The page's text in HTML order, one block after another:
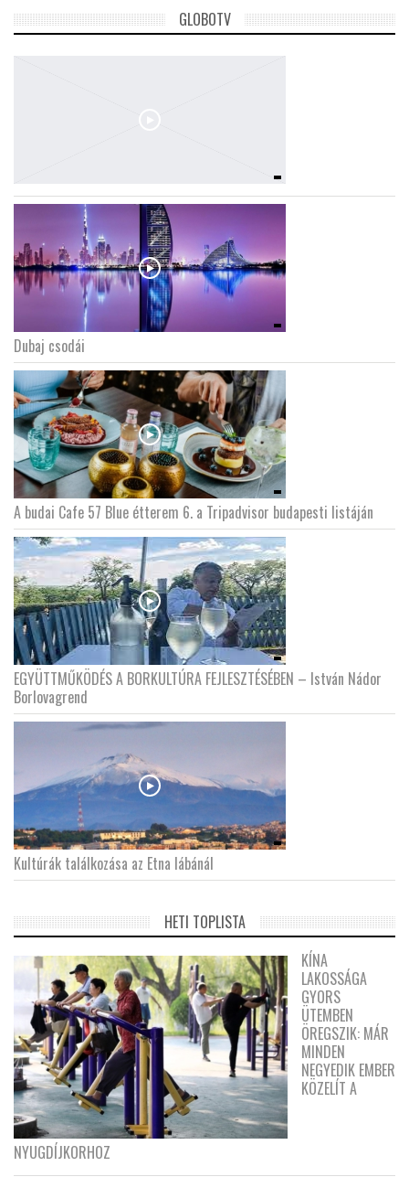
GLOBOTV
Dubaj csodái
A budai Cafe 57 Blue étterem 6. a Tripadvisor budapesti listáján
EGYÜTTMŰKÖDÉS A BORKULTÚRA FEJLESZTÉSÉBEN – István Nádor
Borlovagrend
Kultúrák találkozása az Etna lábánál
HETI TOPLISTA
KÍNA
LAKOSSÁGA
GYORS
ÜTEMBEN
ÖREGSZIK: MÁR
MINDEN
NEGYEDIK EMBER
KÖZELÍT A
NYUGDÍJKORHOZ